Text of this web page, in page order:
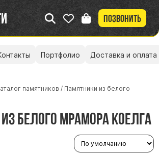
Позвонить
Портфолио Доставка и оплата
памятников / Памятники из белого
белого мрамора Коелга